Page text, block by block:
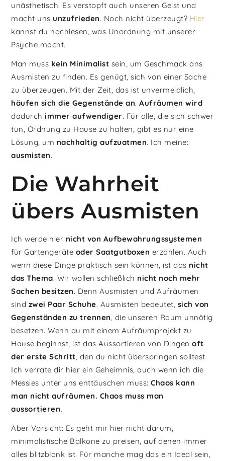
unästhetisch. Es verstopft auch unseren Geist und
macht uns unzufrieden. Noch nicht überzeugt? Hier
kannst du nachlesen, was Unordnung mit unserer
Psyche macht.
Man muss kein Minimalist sein, um Geschmack ans
Ausmisten zu finden. Es genügt, sich von einer Sache
zu überzeugen. Mit der Zeit, das ist unvermeidlich,
häufen sich die Gegenstände an.Aufräumen wird
dadurchimmer aufwendiger. Für alle, die sich schwer
tun, Ordnung zu Hause zu halten, gibt es nur eine
Lösung, um nachhaltig aufzuatmen. Ich meine:
ausmisten.
Die Wahrheit
übers Ausmisten
Ich werde hier nicht von Aufbewahrungssystemen
für Gartengeräte oder Saatgutboxen erzählen. Auch
wenn diese Dinge praktisch sein können, ist das nicht
das Thema. Wir wollen schließlich nicht noch mehr
Sachen besitzen. Denn Ausmisten und Aufräumen
sind zwei Paar Schuhe. Ausmisten bedeutet, sich von
Gegenständen zu trennen, die unseren Raum unnötig
besetzen. Wenn du mit einem Aufräumprojekt zu
Hause beginnst, ist das Aussortieren von Dingenoft
der erste Schritt, den du nicht überspringen solltest.
Ich verrate dir hier ein Geheimnis, auch wenn ich die
Messies unter uns enttäuschen muss:Chaos kann
man nicht aufräumen. Chaos muss man
aussortieren.
Aber Vorsicht: Es geht mir hier nicht darum,
minimalistische Balkone zu preisen, auf denen immer
alles blitzblank ist. Für manche mag das ein Ideal sein,